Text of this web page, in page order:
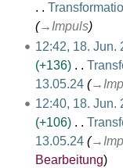
g
s
u
n
g
f
a
s
s
u
n
g
→ Impuls
12:42, 18. Jun.
+136
13.05.24 →
12:40, 18. Jun.
+106
13.05.24 →
Bearbeitung